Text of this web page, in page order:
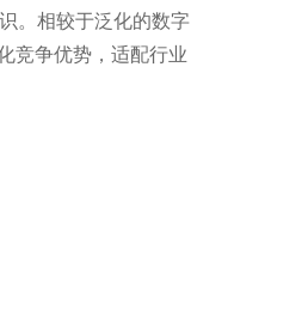
。相较于泛化的数字
竞争优势，适配行业